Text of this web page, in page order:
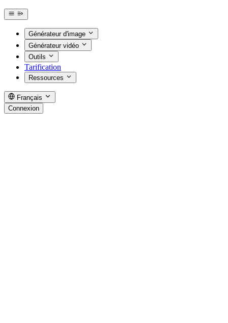
Générateur d'image
Générateur vidéo
Outils
Tarification
Ressources
Français
Connexion